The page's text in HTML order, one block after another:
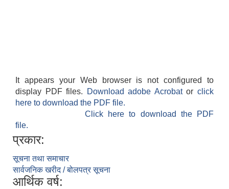
It appears your Web browser is not configured to
display PDF files.
Download adobe Acrobatorclick
here to download the PDF file.
Click here to download the PDF
file.
प्रकार:
सूचना तथा समाचार
सार्वजनिक खरीद / बोलपत्र सूचना
आर्थिक वर्ष: